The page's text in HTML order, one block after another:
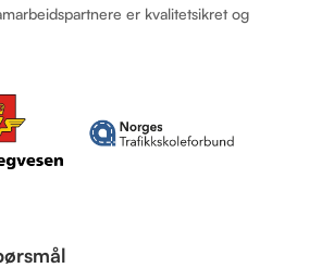
er kvalitetsikret og